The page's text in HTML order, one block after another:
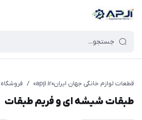
قطعات یدکی و جانبی لوازم خانگی جهان ایران
قطعات لوازم خانگی جهان ایران«apji.ir» / فروشگاه APJI
طبقات شیشه ای و فریم طبقات